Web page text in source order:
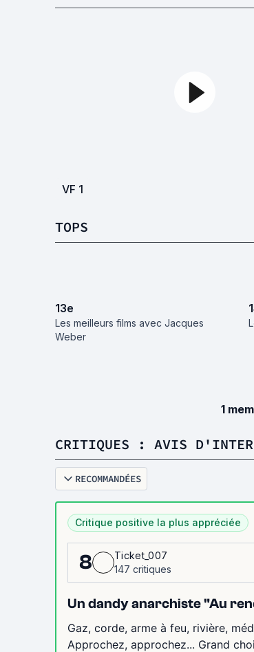
VF 1
TOPS
13e
Les meilleurs films avec Jacques
Weber
1
CRITIQUES : AVIS
RECOMMANDÉES
Critique positive la plus appréciée
8
Ticket_007
147 critiques
Un dandy anarchiste "Au
Gaz, corde, arme à feu, rivière,
Approchez, approchez... Grand